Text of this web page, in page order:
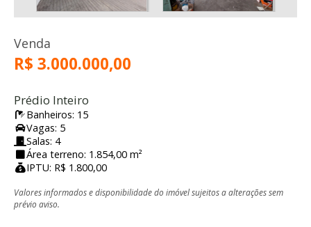
Venda
R$ 3.000.000,00
Prédio Inteiro
Banheiros: 15
Vagas: 5
Salas: 4
Área terreno: 1.854,00 m²
IPTU: R$ 1.800,00
Valores informados e disponibilidade do imóvel sujeitos a alterações sem
prévio aviso.